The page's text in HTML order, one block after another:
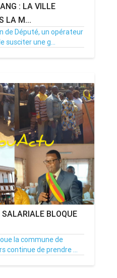
: LA VILLE
LA M...
de Député, un opérateur
susciter une g...
0
BLOQUE
la commune de
continue de prendre ...
0